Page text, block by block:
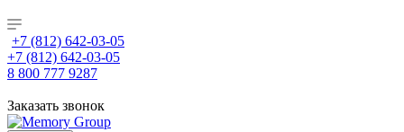
+7 (812) 642-03-05
+7 (812) 642-03-05
8 800 777 9287
Заказать звонок